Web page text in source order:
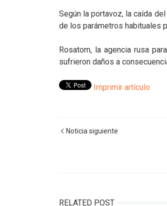
Según la portavoz, la caída
de los parámetros habituales
Rosatom, la agencia rusa
sufrieron daños a
Imprimir artículo
Noticia siguiente
RELATED POST